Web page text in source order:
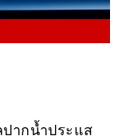
ปากน้ำประแส